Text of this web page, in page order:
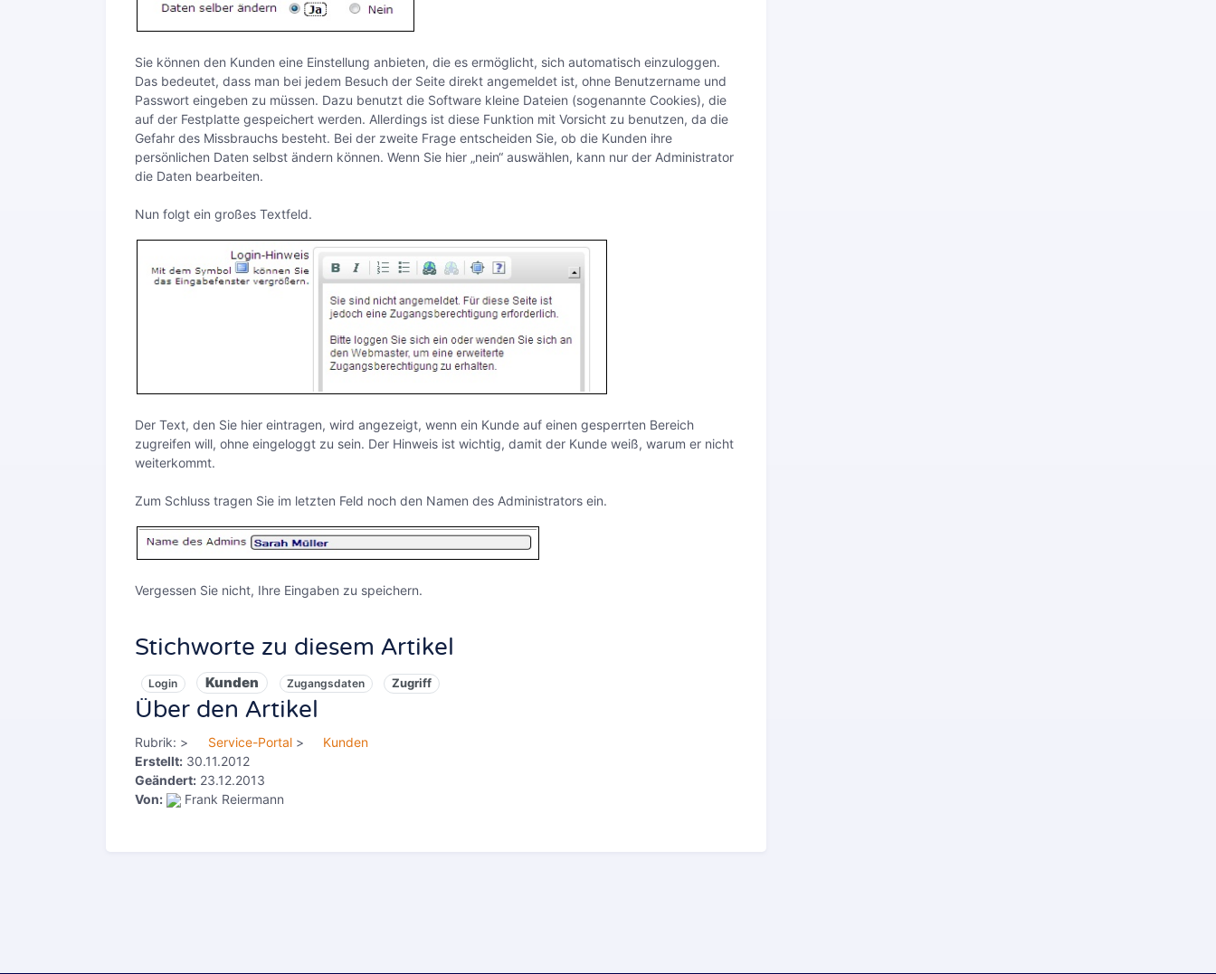
Sie können den Kunden eine Einstellung anbieten, die es ermöglicht, sich automatisch einzuloggen.
Das bedeutet, dass man bei jedem Besuch der Seite direkt angemeldet ist, ohne Benutzername und
Passwort eingeben zu müssen. Dazu benutzt die Software kleine Dateien (sogenannte Cookies), die
auf der Festplatte gespeichert werden. Allerdings ist diese Funktion mit Vorsicht zu benutzen, da die
Gefahr des Missbrauchs besteht. Bei der zweite Frage entscheiden Sie, ob die Kunden ihre
persönlichen Daten selbst ändern können. Wenn Sie hier „nein“ auswählen, kann nur der Administrator
die Daten bearbeiten.
Nun folgt ein großes Textfeld.
Der Text, den Sie hier eintragen, wird angezeigt, wenn ein Kunde auf einen gesperrten Bereich
zugreifen will, ohne eingeloggt zu sein. Der Hinweis ist wichtig, damit der Kunde weiß, warum er nicht
weiterkommt.
Zum Schluss tragen Sie im letzten Feld noch den Namen des Administrators ein.
Vergessen Sie nicht, Ihre Eingaben zu speichern.
Stichworte zu diesem Artikel
Login Kunden Zugangsdaten Zugriff
Über den Artikel
Rubrik: > Service-Portal>
Kunden
Erstellt: 30.11.2012
Geändert: 23.12.2013
Von:
Frank Reiermann